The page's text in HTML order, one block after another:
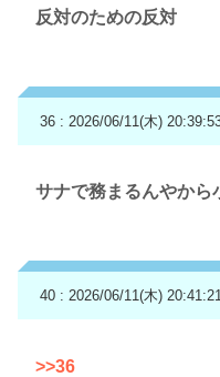
反対のための反対
36 : 2026/06/11(木)
サナで務まるんやから
40 : 2026/06/11(木)
>>36